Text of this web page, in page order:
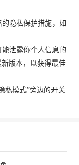
隐私保护措施，如
泄露你个人信息的
版本，以获得最佳
私模式”旁边的开关